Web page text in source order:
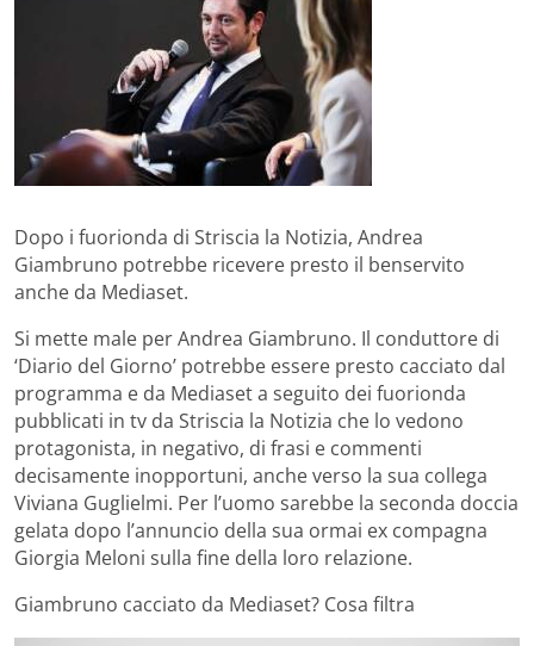
Dopo i fuorionda di Striscia la Notizia, Andrea
Giambruno potrebbe ricevere presto il benservito
anche da Mediaset.
Si mette male per Andrea Giambruno. Il conduttore di
‘Diario del Giorno’ potrebbe essere presto cacciato dal
programma e da Mediaset a seguito dei fuorionda
pubblicati in tv da Striscia la Notizia che lo vedono
protagonista, in negativo, di frasi e commenti
decisamente inopportuni, anche verso la sua collega
Viviana Guglielmi. Per l’uomo sarebbe la seconda doccia
gelata dopo l’annuncio della sua ormai ex compagna
Giorgia Meloni sulla fine della loro relazione.
Giambruno cacciato da Mediaset? Cosa filtra